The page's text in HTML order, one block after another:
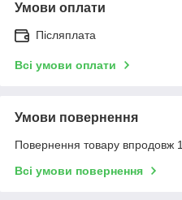
Умови оплати
Післяплата
Всі умови оплати
Умови повернення
Повернення товару впродовж
Всі умови повернення